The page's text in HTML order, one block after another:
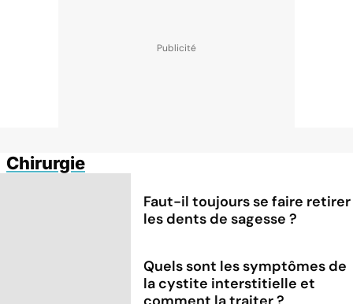
Chirurgie
Faut-il toujours se faire retirer
les dents de sagesse ?
Quels sont les symptômes de
la cystite interstitielle et